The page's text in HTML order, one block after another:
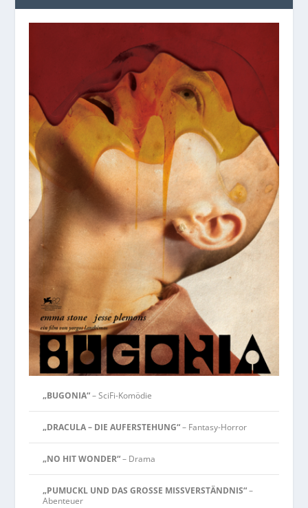
„BUGONIA“– SciFi-Komödie
„DRACULA – DIE AUFERSTEHUNG“– Fantasy-Horror
„NO HIT WONDER“– Drama
„PUMUCKL UND DAS GROSSE MISSVERSTÄNDNIS“–
Abenteuer